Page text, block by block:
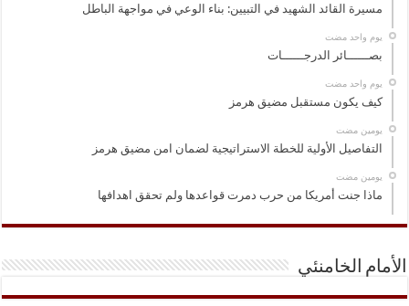
مسيرة القائد الشهيد في التبيين: بناء الوعي في مواجهة الباطل
‏يوم واحد مضت
بصــــــائر الدرجــــــات
‏يوم واحد مضت
كيف يكون مستقبل مضيق هرمز
‏يومين مضت
التفاصيل الأولية للخطة الاستراتيجية لضمان امن مضيق هرمز
‏يومين مضت
ماذا جنت أمريكا من حرب دمرت قواعدها ولم تحقق اهدافها
الأمام الخامنئي